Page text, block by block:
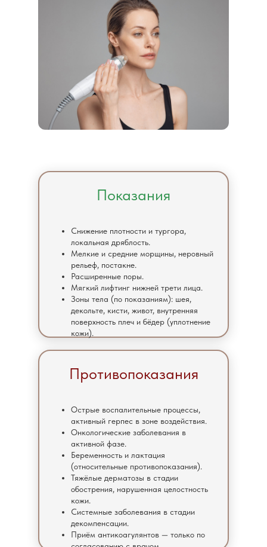
Снижение плотности и тургора,
локальная дряблость.
Мелкие и средние морщины, неровный
рельеф, постакне.
Расширенные поры.
Мягкий лифтинг нижней трети лица.
Зоны тела (по показаниям): шея,
декольте, кисти, живот, внутренняя
поверхность плеч и бёдер (уплотнение
кожи).
Показания
Острые воспалительные процессы,
активный герпес в зоне воздействия.
Онкологические заболевания в
активной фазе.
Беременность и лактация
(относительные противопоказания).
Тяжёлые дерматозы в стадии
обострения, нарушенная целостность
кожи.
Системные заболевания в стадии
декомпенсации.
Приём антикоагулянтов — только по
Противопоказания